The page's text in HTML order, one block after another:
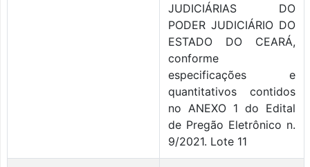
JUDICIÁRIAS DO
PODER JUDICIÁRIO DO
ESTADO DO CEARÁ,
conforme
especificações e
quantitativos contidos
no ANEXO 1 do Edital
de Pregão Eletrônico n.
9/2021. Lote 11